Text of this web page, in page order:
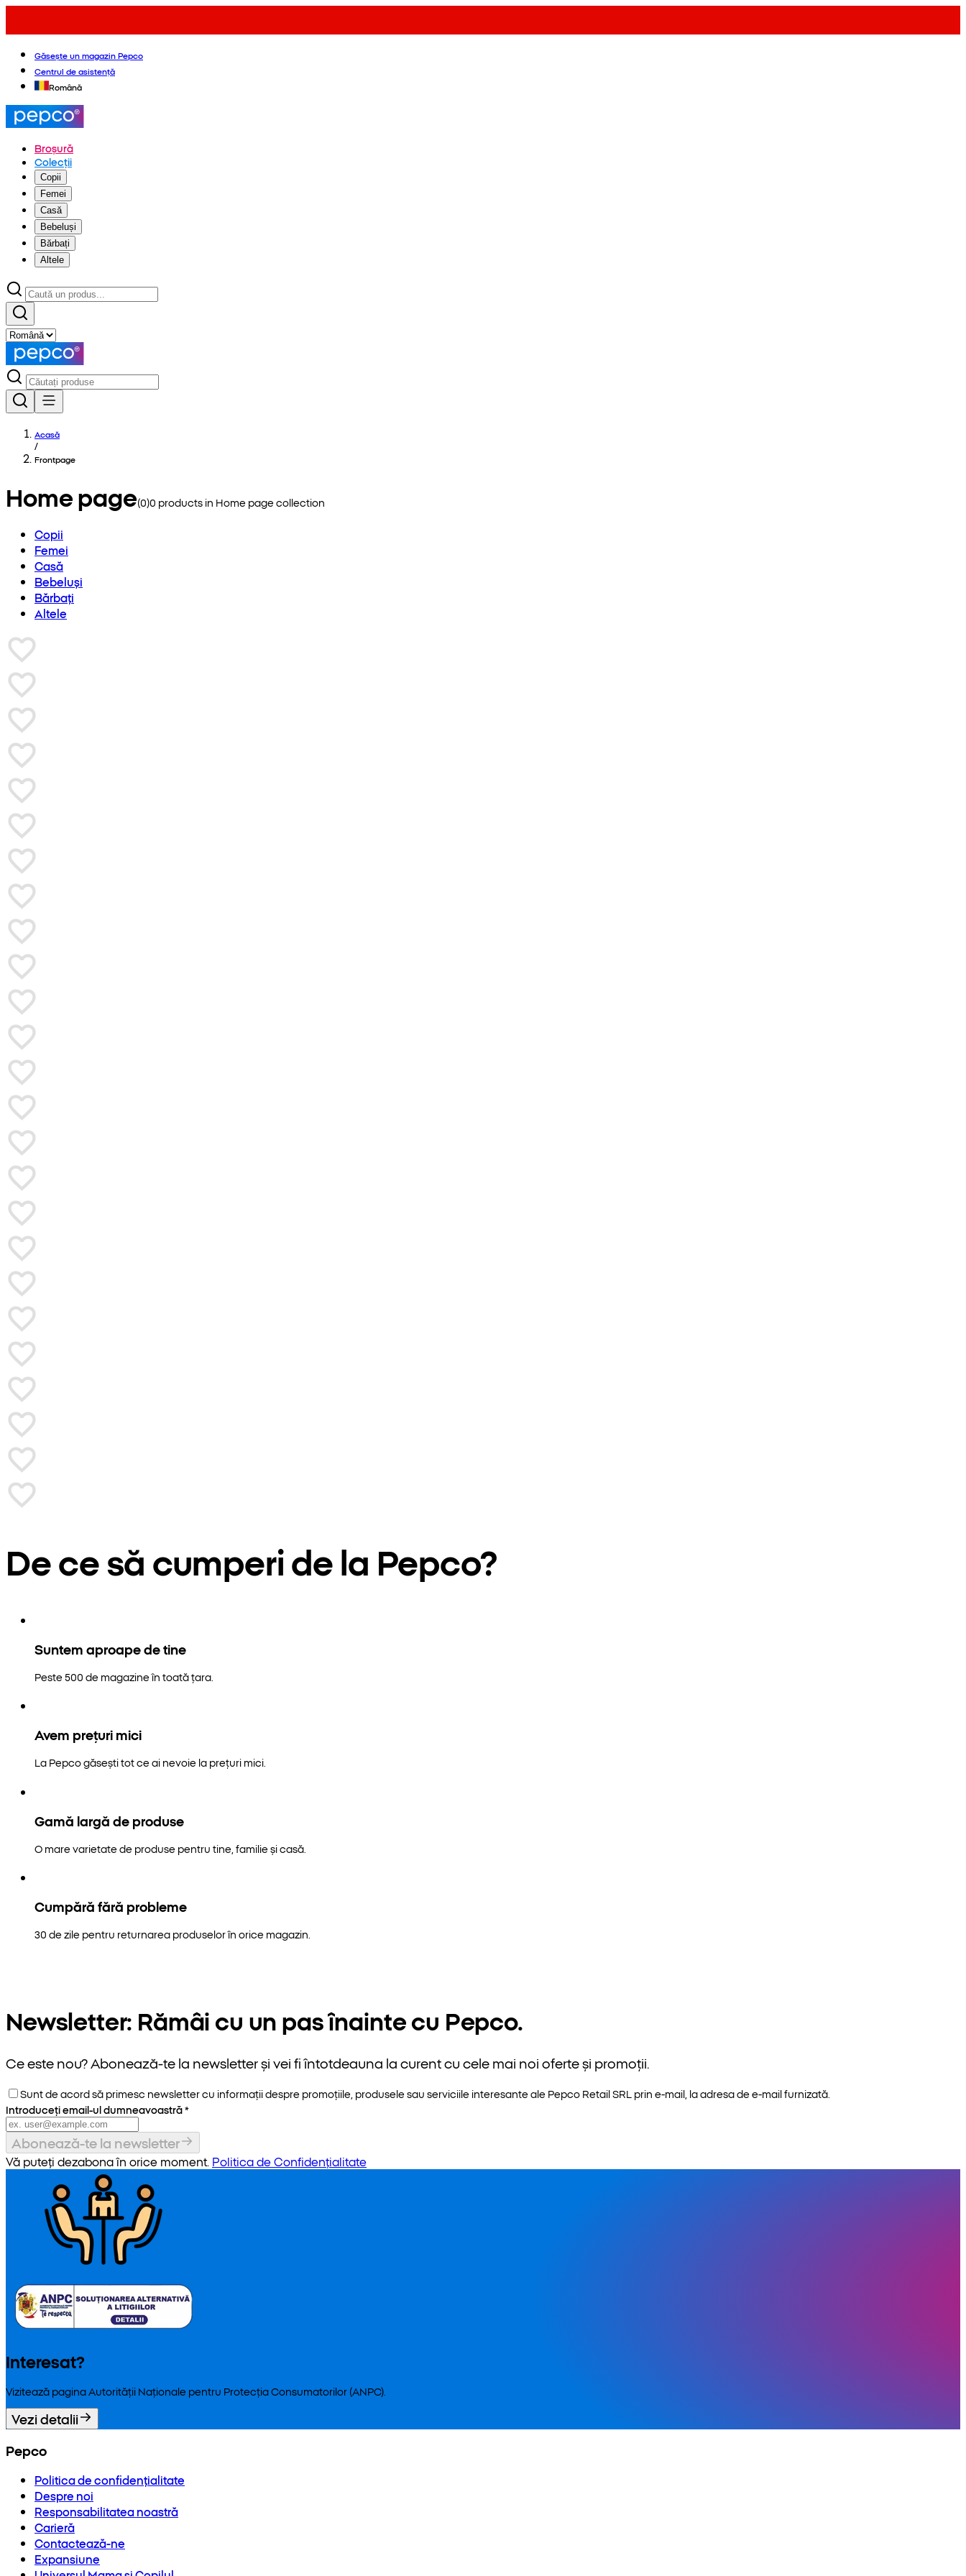
Găsește un magazin Pepco
Centrul de asistență
Română
Broșură
Colecții
Copii
Femei
Casă
Bebeluși
Bărbați
Altele
Acasă
/
Frontpage
Home page(0)0 products in Home pagecollection
Copii
Femei
Casă
Bebeluși
Bărbați
Altele
De ce să cumperi de la Pepco?
Suntem aproape de tine
Peste 500 de magazine în toată țara.
Avem prețuri mici
La Pepco găsești tot ce ai nevoie la prețuri mici.
Gamă largă de produse
O mare varietate de produse pentru tine, familie și casă.
Cumpără fără probleme
30 de zile pentru returnarea produselor în orice magazin.
Newsletter: Rămâi cu un pas înainte cu Pepco.
Ce este nou? Abonează-te la newsletter și vei fi întotdeauna la curent cu cele mai noi oferte și promoții.
Sunt de acord să primesc newsletter cu informații despre promoțiile, produsele sau serviciile interesante ale Pepco Retail SRL prin e-mail, la adresa de e-mail furnizată.
Introduceți email-ul dumneavoastră*
Abonează-te la newsletter
Vă puteți dezabona în orice moment. Politica de Confidențialitate
Interesat?
Vizitează pagina Autorității Naționale pentru Protecția Consumatorilor (ANPC).
Vezi detalii
Pepco
Politica de confidențialitate
Despre noi
Responsabilitatea noastră
Carieră
Contactează-ne
Expansiune